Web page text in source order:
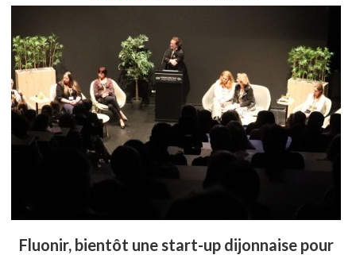
Fluonir, bientôt une start-up dijonnaise pour